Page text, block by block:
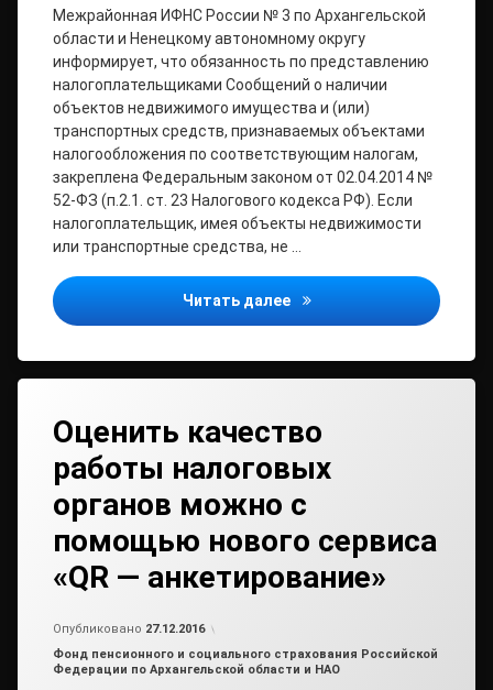
Межрайонная ИФНС России № 3 по Архангельской
области и Ненецкому автономному округу
информирует, что обязанность по представлению
налогоплательщиками Сообщений о наличии
объектов недвижимого имущества и (или)
транспортных средств, признаваемых объектами
налогообложения по соответствующим налогам,
закреплена Федеральным законом от 02.04.2014 №
52-ФЗ (п.2.1. ст. 23 Налогового кодекса РФ). Если
налогоплательщик, имея объекты недвижимости
или транспортные средства, не …
Читать далее О наличии имущества
Оценить качество
работы налоговых
органов можно с
помощью нового сервиса
«QR — анкетирование»
Опубликовано 27.12.2016
Рубрики:
Фонд пенсионного и социального страхования Российской
Федерации по Архангельской области и НАО